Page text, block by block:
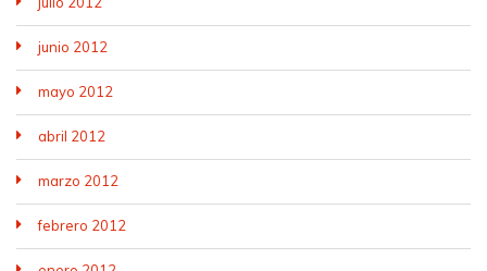
junio 2012
mayo 2012
abril 2012
marzo 2012
febrero 2012